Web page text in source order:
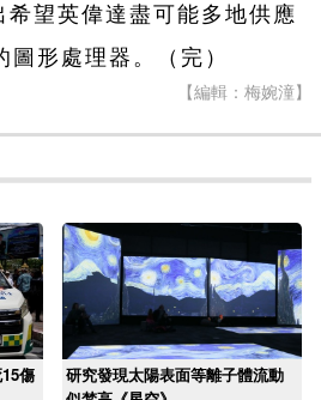
望英偉達盡可能多地供應
形處理器。（完）
【編輯：梅婉潼】
傷
研究發現太陽表面等離子體流動